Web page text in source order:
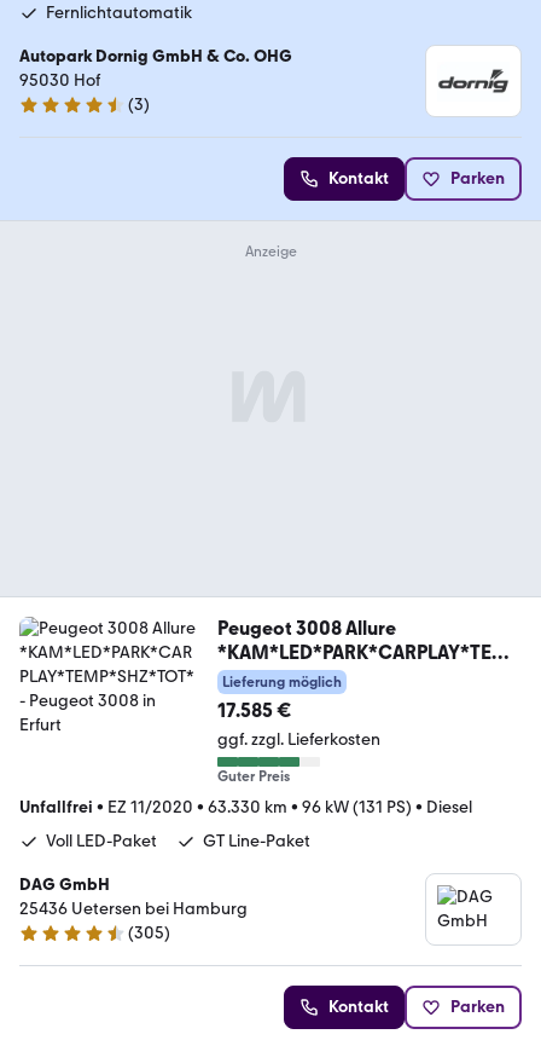
Fernlichtautomatik
Autopark Dornig GmbH & Co. OHG
95030 Hof
4.7 Sterne
(3)
Kontakt Parken
Peugeot 3008 Allure
*KAM*LED*PARK*CARPLAY*TEMP
*SHZ*TOT*
Lieferung möglich
17.585 €
ggf. zzgl. Lieferkosten
Guter Preis
Unfallfrei • EZ 11/2020 • 63.330 km • 96 kW (131 PS) • Diesel
Voll LED-Paket
GT Line-Paket
DAG GmbH
25436 Uetersen bei Hamburg
4.5 Sterne
(305)
Kontakt Parken